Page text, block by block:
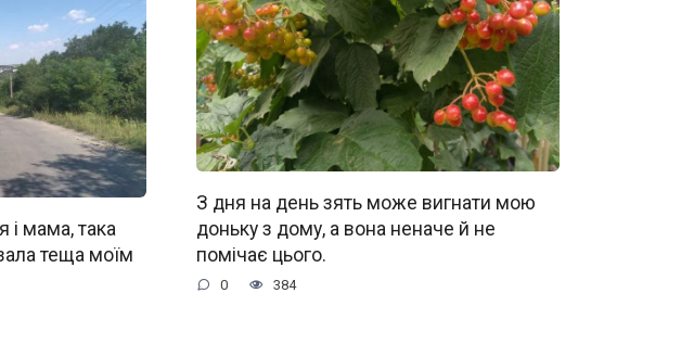
і мама, така
теща моїм
З дня на день зять може вигнати мою
доньку з дому, а вона неначе й не
помічає цього.
0 384